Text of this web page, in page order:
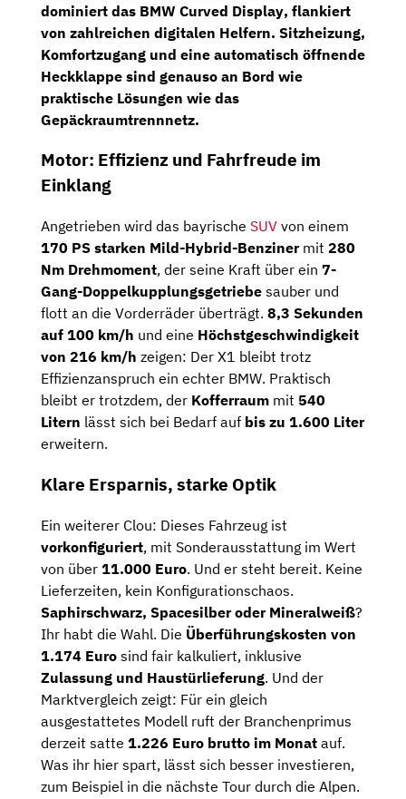
dominiert das BMW Curved Display, flankiert
von zahlreichen digitalen Helfern. Sitzheizung,
Komfortzugang und eine automatisch öffnende
Heckklappe sind genauso an Bord wie
praktische Lösungen wie das
Gepäckraumtrennnetz.
Motor: Effizienz und Fahrfreude im
Einklang
Angetrieben wird das bayrische SUV von einem
170 PS starken Mild-Hybrid-Benzinermit 280
Nm Drehmoment, der seine Kraft über ein 7-
Gang-Doppelkupplungsgetriebe sauber und
flott an die Vorderräder überträgt. 8,3 Sekunden
auf 100 km/h und eine Höchstgeschwindigkeit
von 216 km/h zeigen: Der X1 bleibt trotz
Effizienzanspruch ein echter BMW. Praktisch
bleibt er trotzdem, der Kofferraum mit 540
Litern lässt sich bei Bedarf auf bis zu 1.600 Liter
erweitern.
Klare Ersparnis, starke Optik
Ein weiterer Clou: Dieses Fahrzeug ist
vorkonfiguriert, mit Sonderausstattung im Wert
von über 11.000 Euro. Und er steht bereit. Keine
Lieferzeiten, kein Konfigurationschaos.
Saphirschwarz, Spacesilber oder Mineralweiß?
Ihr habt die Wahl. Die Überführungskosten von
1.174 Euro sind fair kalkuliert, inklusive
Zulassung und Haustürlieferung. Und der
Marktvergleich zeigt: Für ein gleich
ausgestattetes Modell ruft der Branchenprimus
derzeit satte 1.226 Euro brutto im Monat auf.
Was ihr hier spart, lässt sich besser investieren,
zum Beispiel in die nächste Tour durch die Alpen.